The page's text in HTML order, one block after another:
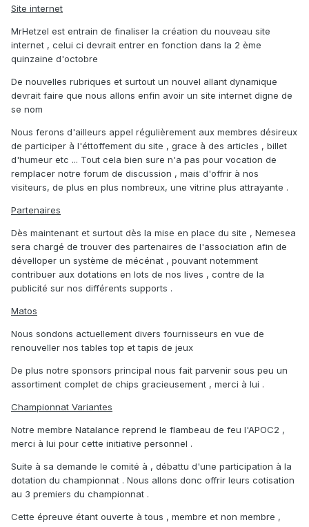
Site internet
MrHetzel est entrain de finaliser la création du nouveau site
internet , celui ci devrait entrer en fonction dans la 2 ème
quinzaine d'octobre
De nouvelles rubriques et surtout un nouvel allant dynamique
devrait faire que nous allons enfin avoir un site internet digne de
se nom
Nous ferons d'ailleurs appel régulièrement aux membres désireux
de participer à l'éttoffement du site , grace à des articles , billet
d'humeur etc ... Tout cela bien sure n'a pas pour vocation de
remplacer notre forum de discussion , mais d'offrir à nos
visiteurs, de plus en plus nombreux, une vitrine plus attrayante .
Partenaires
Dès maintenant et surtout dès la mise en place du site , Nemesea
sera chargé de trouver des partenaires de l'association afin de
dévelloper un système de mécénat , pouvant notemment
contribuer aux dotations en lots de nos lives , contre de la
publicité sur nos différents supports .
Matos
Nous sondons actuellement divers fournisseurs en vue de
renouveller nos tables top et tapis de jeux
De plus notre sponsors principal nous fait parvenir sous peu un
assortiment complet de chips gracieusement , merci à lui .
Championnat Variantes
Notre membre Natalance reprend le flambeau de feu l'APOC2 ,
merci à lui pour cette initiative personnel .
Suite à sa demande le comité à , débattu d'une participation à la
dotation du championnat . Nous allons donc offrir leurs cotisation
au 3 premiers du championnat .
Cette épreuve étant ouverte à tous , membre et non membre ,